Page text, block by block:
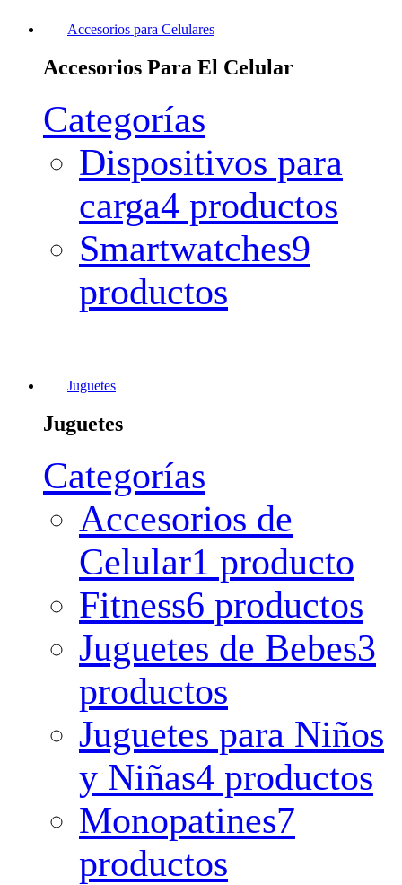
Accesorios para Celulares
Accesorios Para El Celular
Categorías
Dispositivos para
carga4 productos
Smartwatches9
productos
Juguetes
Juguetes
Categorías
Accesorios de
Celular1 producto
Fitness6 productos
Juguetes de Bebes3
productos
Juguetes para Niños
y Niñas4 productos
Monopatines7
productos